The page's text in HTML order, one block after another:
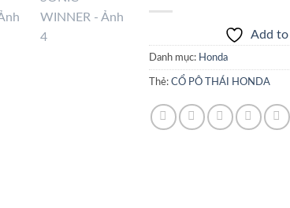
Add
Danh mục: Honda
Thẻ: CỔ PÔ THÁI HONDA